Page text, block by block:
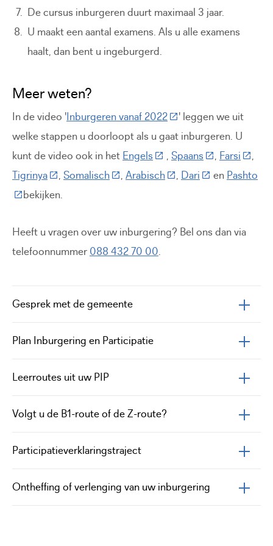
De cursus inburgeren duurt maximaal 3 jaar.
U maakt een aantal examens. Als u alle examens
haalt, dan bent u ingeburgerd.
Meer weten?
In de video 'Inburgeren vanaf 2022(Deze link gaat naar
' leggen we uit
welke stappen u doorloopt als u gaat inburgeren. U
kunt de video ook in het Engels (Deze link gaat naar een
, Spaans (Deze link
, Farsi (Deze
,
Tigrinya(Deze link gaat naar een externe website)
, Somalisch(Deze link gaat naar een externe
, Arabisch(Deze link gaat naar
, Dari (Deze link gaat
en Pashto
(Deze link gaat naar een externe website)
bekijken.
Heeft u vragen over uw inburgering? Bel ons dan via
telefoonnummer 088 432 70 00.
Gesprek met de gemeente
Plan Inburgering en Participatie
Leerroutes uit uw PIP
Volgt u de B1-route of de Z-route?
Participatieverklaringstraject
Ontheffing of verlenging van uw inburgering